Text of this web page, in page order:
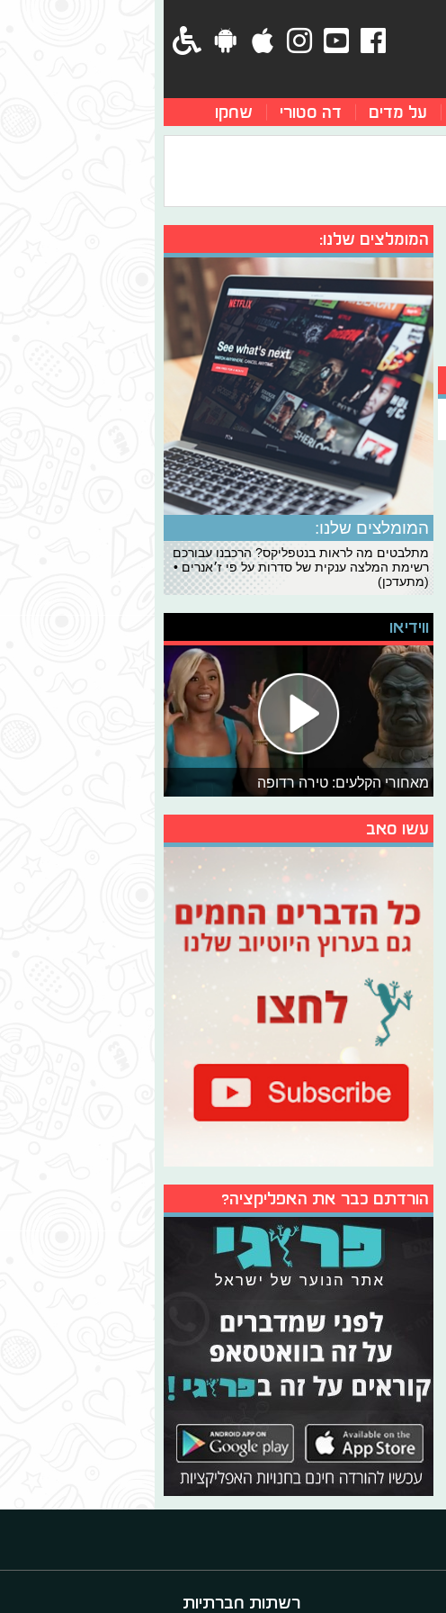
על מדים דה סטורי שחקו
המומלצים שלנו:
המומלצים שלנו:
מתלבטים מה לראות בנטפליקס? הרכבנו עבורכם
רשימת המלצה ענקית של סדרות על פי ז׳אנרים •
(מתעדכן)
ווידיאו
מאחורי הקלעים: טירה רדופה
עשו סאב
הורדתם כבר את האפליקציה?
רשתות חברתיות